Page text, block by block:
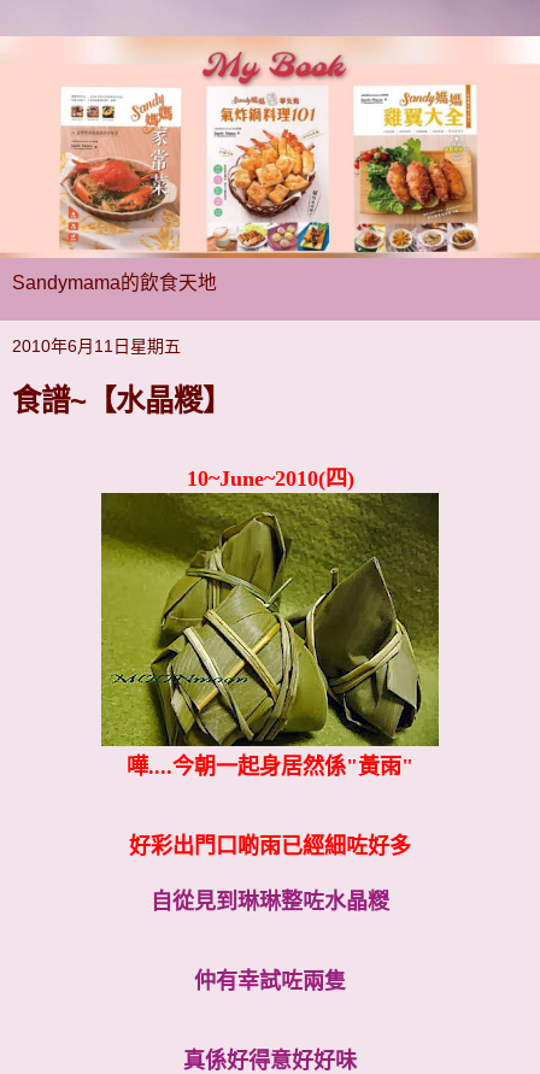
Sandymama的飲食天地
2010年6月11日星期五
食譜~【水晶糉】
10~June~2010(四)
嘩....今朝一起身居然係"黃雨"
好彩出門口啲雨已經細咗好多
自從見到琳琳整咗水晶糉
仲有幸試咗兩隻
真係好得意好好味